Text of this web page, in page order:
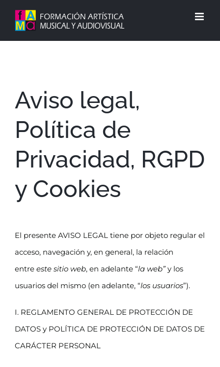
Saltar
contenido
Aviso legal,
Política de
Privacidad, RGPD
y Cookies
El presente AVISO LEGAL tiene por objeto regular el
acceso, navegación y, en general, la relación
entre este sitio web, en adelante “la web”y los
usuarios del mismo (en adelante, “los usuarios”).
I. REGLAMENTO GENERAL DE PROTECCIÓN DE
DATOS y POLÍTICA DE PROTECCIÓN DE DATOS DE
CARÁCTER PERSONAL